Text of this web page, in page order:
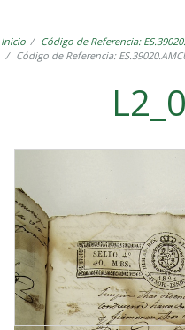
Inicio
Código de Referencia:
Código de Referencia: